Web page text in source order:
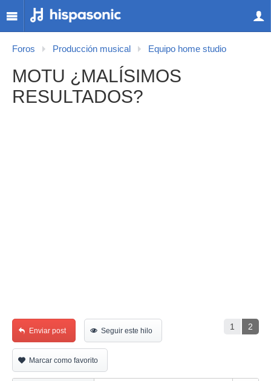
Foros Producción musical Equipo home studio
MOTU ¿MALÍSIMOS
RESULTADOS?
1 2
Enviar post Seguir este hilo
Marcar como favorito